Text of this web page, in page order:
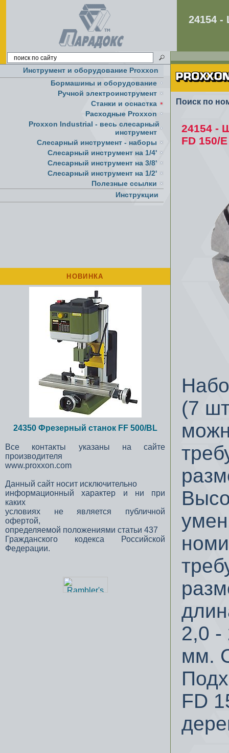
24154
Инструмент и оборудование Proxxon
Бормашины и оборудование
Ручной электроинструмент
Cтанки и оснастка
Расходные Proxxon
Proxxon Industrial - весь слесарный
инструмент
Слесарный инструмент - наборы
Слесарный инструмент на 1/4'
Слесарный инструмент на 3/8'
Слесарный инструмент на 1/2'
Полезные ссылки
Инструкции
НОВИНКА
24350 Фрезерный станок FF 500/BL
Все контакты указаны на сайте
производителя
www.proxxon.com
Данный сайт носит исключительно
информационный характер и ни при
каких
условиях не является публичной
офертой,
определяемой положениями статьи 437
Гражданского кодекса Российской
Федерации.
Поиск по
24154 -
FD 150/E
(7
2,0 -
мм.
FD